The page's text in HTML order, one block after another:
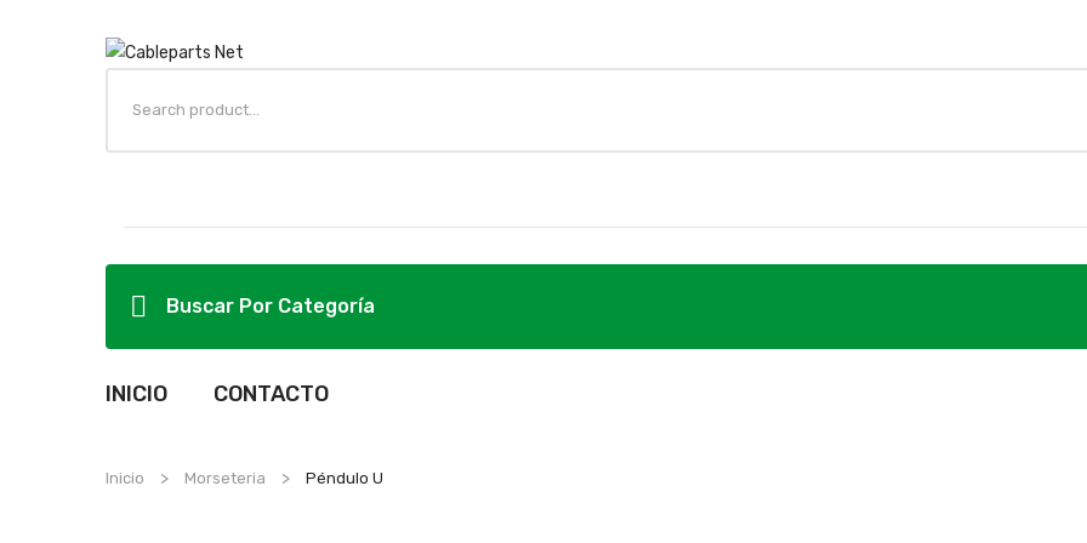
Buscar Por Categoría
INICIO CONTACTO
Inicio Morseteria Péndulo U